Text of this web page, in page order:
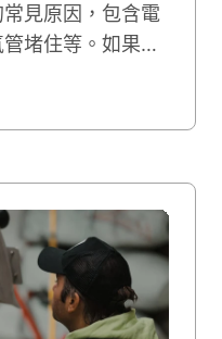
見原因，包含電
堵住等。如果您
車無法發動的困